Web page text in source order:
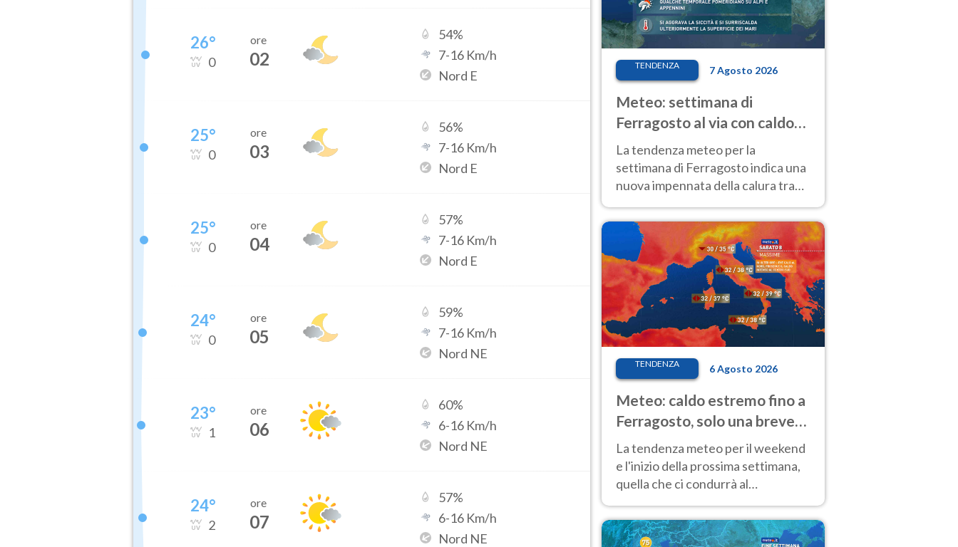
26°
0
ore
02
54%
7-16 Km/h
Nord E
25°
0
ore
03
56%
7-16 Km/h
Nord E
25°
0
ore
04
57%
7-16 Km/h
Nord E
24°
0
ore
05
59%
7-16 Km/h
Nord NE
23°
1
ore
06
60%
6-16 Km/h
Nord NE
24°
2
ore
07
57%
6-16 Km/h
Nord NE
TENDENZA 7 Agosto 2026
Meteo: settimana di
Ferragosto al via con caldo
intenso e qualche temporale
La tendenza meteo per la
settimana di Ferragosto indica una
nuova impennata della calura tra
anche al Nord.
TENDENZA 6 Agosto 2026
Meteo: caldo estremo fino a
Ferragosto, solo una breve
pausa. Ecco dove
La tendenza meteo per il weekend
e l'inizio della prossima settimana,
quella che ci condurrà al
temperature molto elevate